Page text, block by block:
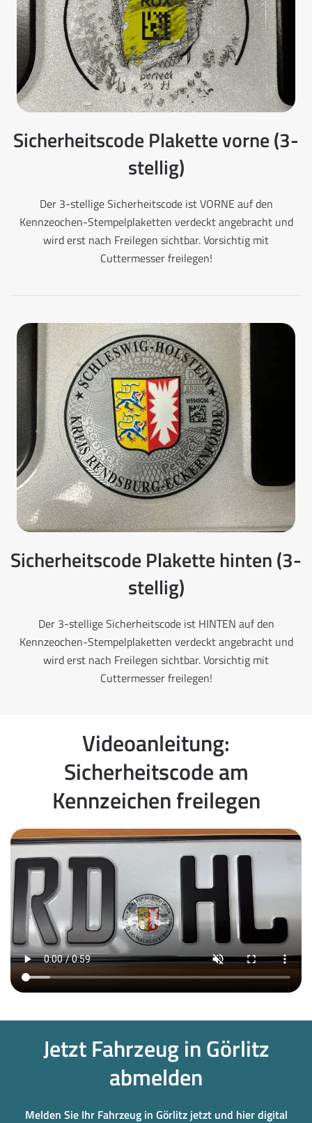
Sicherheitscode Plakette vorne (3-
stellig)
Der 3-stellige Sicherheitscode ist VORNE auf den
Kennzeochen-Stempelplaketten verdeckt angebracht und
wird erst nach Freilegen sichtbar. Vorsichtig mit
Cuttermesser freilegen!
Sicherheitscode Plakette hinten (3-
stellig)
Der 3-stellige Sicherheitscode ist HINTEN auf den
Kennzeochen-Stempelplaketten verdeckt angebracht und
wird erst nach Freilegen sichtbar. Vorsichtig mit
Cuttermesser freilegen!
Videoanleitung:
Sicherheitscode am
Kennzeichen freilegen
Jetzt Fahrzeug in Görlitz
abmelden
Melden Sie Ihr Fahrzeug in Görlitz jetzt und hier digital